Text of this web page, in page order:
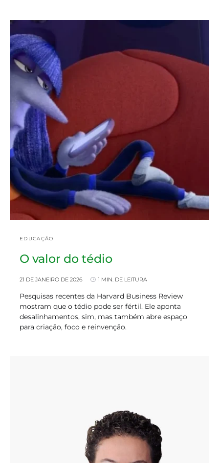
EDUCAÇÃO
O valor do tédio
21 DE JANEIRO DE 2026 1 MIN. DE LEITURA
Pesquisas recentes da Harvard Business Review
mostram que o tédio pode ser fértil. Ele aponta
desalinhamentos, sim, mas também abre espaço
para criação, foco e reinvenção.